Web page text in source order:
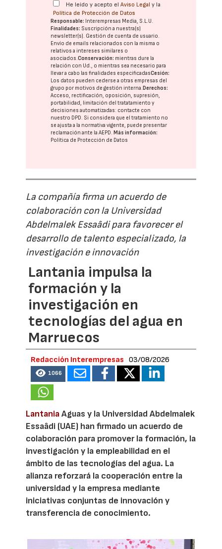
He leído y acepto elAviso Legal y la
Política de Protección de Datos
Responsable: Interempresas Media, S.L.U.
Finalidades: Suscripción a nuestra(s)
newsletter(s). Gestión de cuenta de usuario.
Envío de emails relacionados con la misma o
relativos a intereses similares o
asociados.Conservación: mientras dure la
relación con Ud., o mientras sea necesario para
llevar a cabo las finalidades especificadasCesión:
Los datos pueden cederse a otras empresas del
grupo por motivos de gestión interna.Derechos:
Acceso, rectificación, oposición, supresión,
portabilidad, limitación del tratatamiento y
decisiones automatizadas: contacte con
nuestro DPD. Si considera que el tratamiento no
se ajusta a la normativa vigente, puede presentar
reclamación ante laAEPD.Más información:
Política de Protección de Datos
La compañía firma un acuerdo de
colaboración con la Universidad
Abdelmalek Essaâdi para favorecer el
desarrollo de talento especializado, la
investigación e innovación
Lantania impulsa la
formación y la
investigación en
tecnologías del agua en
Marruecos
Redacción Interempresas 03/08/2026
1066
LantaniaAguas y la Universidad Abdelmalek
Essaâdi (UAE) han firmado un acuerdo de
colaboración para promover la formación, la
investigación y la empleabilidad en el
ámbito de las tecnologías del agua. La
alianza reforzará la cooperación entre la
universidad y la empresa mediante
iniciativas conjuntas de innovación y
transferencia de conocimiento.